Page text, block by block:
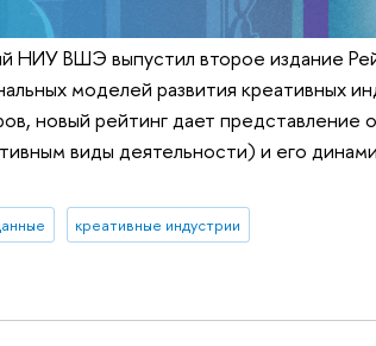
НИУ ВШЭ выпустил второе издание
моделей развития креативных
новый рейтинг дает представление
виды деятельности) и его
креативные индустрии